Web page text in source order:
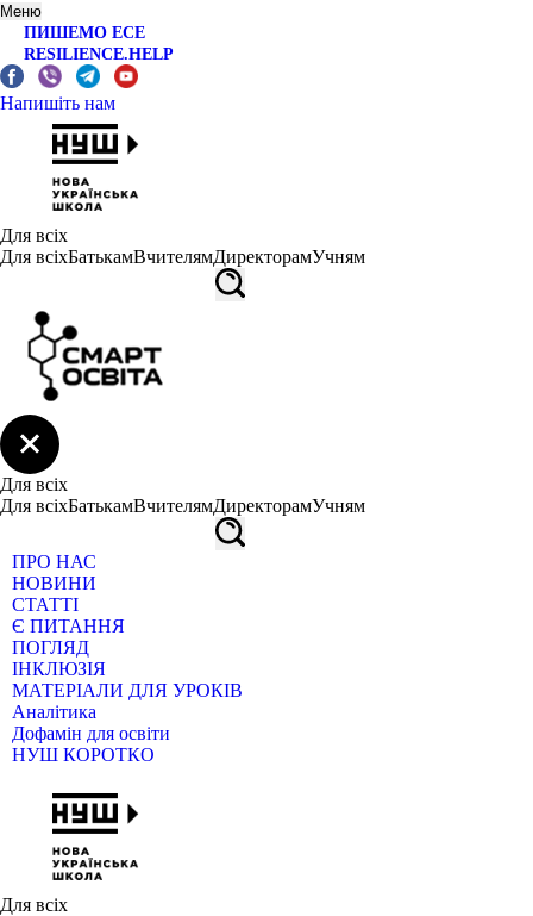
Меню
ПИШЕМО ЕСЕ
RESILIENCE.HELP
Напишіть нам
Для всіх
Для всіхБатькамВчителямДиректорамУчням
Для всіх
Для всіхБатькамВчителямДиректорамУчням
ПРО НАС
НОВИНИ
СТАТТІ
Є ПИТАННЯ
ПОГЛЯД
ІНКЛЮЗІЯ
МАТЕРІАЛИ ДЛЯ УРОКІВ
Аналітика
Дофамін для освіти
НУШ КОРОТКО
Для всіх